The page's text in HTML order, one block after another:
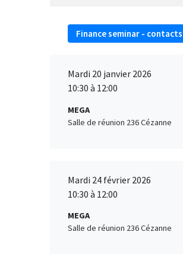
Finance seminar - contacts
Mardi 20 janvier 2026
10:30 à 12:00
MEGA
Salle de réunion 236 Cézanne
Mardi 24 février 2026
10:30 à 12:00
MEGA
Salle de réunion 236 Cézanne